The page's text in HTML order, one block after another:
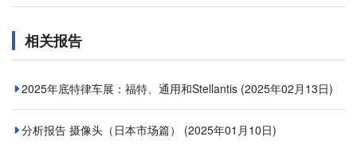
相关报告
2025年底特律车展：福特、通用和Stellantis (2025年02月13日)
分析报告 摄像头（日本市场篇） (2025年01月10日)